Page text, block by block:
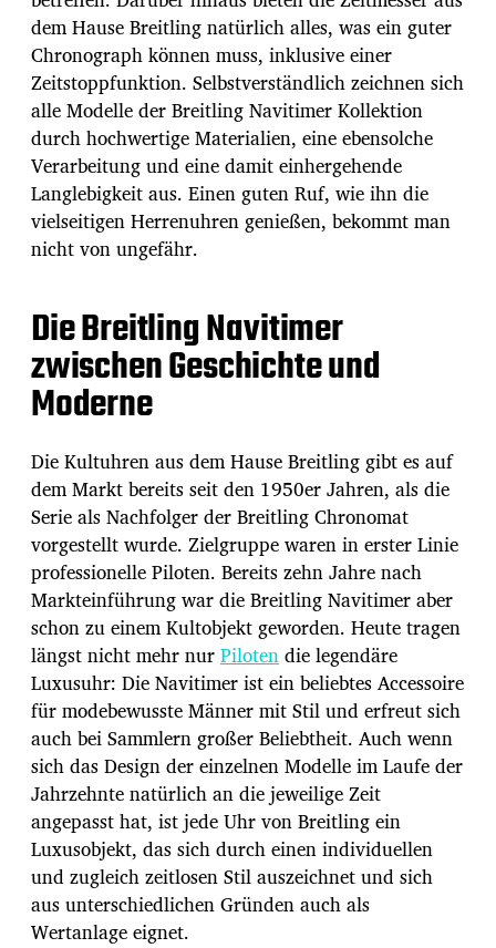
dem Hause Breitling natürlich alles, was ein guter
Chronograph können muss, inklusive einer
Zeitstoppfunktion. Selbstverständlich zeichnen sich
alle Modelle der Breitling Navitimer Kollektion
durch hochwertige Materialien, eine ebensolche
Verarbeitung und eine damit einhergehende
Langlebigkeit aus. Einen guten Ruf, wie ihn die
vielseitigen Herrenuhren genießen, bekommt man
nicht von ungefähr.
Die Breitling Navitimer
zwischen Geschichte und
Moderne
Die Kultuhren aus dem Hause Breitling gibt es auf
dem Markt bereits seit den 1950er Jahren, als die
Serie als Nachfolger der Breitling Chronomat
vorgestellt wurde. Zielgruppe waren in erster Linie
professionelle Piloten. Bereits zehn Jahre nach
Markteinführung war die Breitling Navitimer aber
schon zu einem Kultobjekt geworden. Heute tragen
längst nicht mehr nurPilotendie legendäre
Luxusuhr: Die Navitimer ist ein beliebtes Accessoire
für modebewusste Männer mit Stil und erfreut sich
auch bei Sammlern großer Beliebtheit. Auch wenn
sich das Design der einzelnen Modelle im Laufe der
Jahrzehnte natürlich an die jeweilige Zeit
angepasst hat, ist jede Uhr von Breitling ein
Luxusobjekt, das sich durch einen individuellen
und zugleich zeitlosen Stil auszeichnet und sich
aus unterschiedlichen Gründen auch als
Wertanlage eignet.